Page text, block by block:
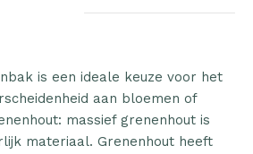
is een ideale keuze voor het
aan bloemen of
massief grenenhout is
materiaal. Grenenhout heeft